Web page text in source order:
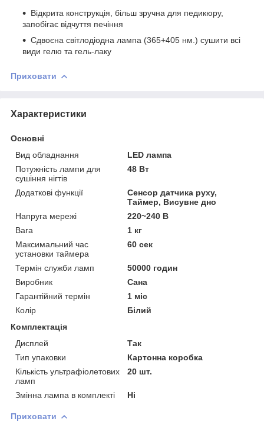
Відкрита конструкція, більш зручна для педикюру,
запобігає відчуття печіння
Сдвоєна світлодіодна лампа (365+405 нм.) сушити всі
види гелю та гель-лаку
Приховати
Характеристики
Основні
Вид обладнання
LED лампа
Потужність лампи для
сушіння нігтів
48 Вт
Додаткові функції
Сенсор датчика руху,
Таймер, Висувне дно
Напруга мережі
220~240 В
Вага
1 кг
Максимальний час
установки таймера
60 сек
Термін служби ламп
50000 годин
Виробник
Сана
Гарантійний термін
1 міс
Колір
Білий
Комплектація
Дисплей
Так
Тип упаковки
Картонна коробка
Кількість ультрафіолетових
ламп
20 шт.
Змінна лампа в комплекті Ні
Приховати